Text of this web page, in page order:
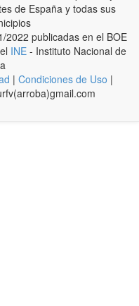
de España y todas sus
2022 publicadas en el BOE
INE - Instituto Nacional de
| Condiciones de Uso |